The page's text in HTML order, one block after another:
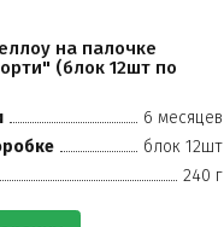
на палочке
(блок 12шт по
6 месяцев
блок 12шт
240 г